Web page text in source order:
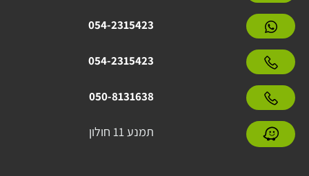
054-2315423
054-2315423
050-8131638
תמנע 11 חולון